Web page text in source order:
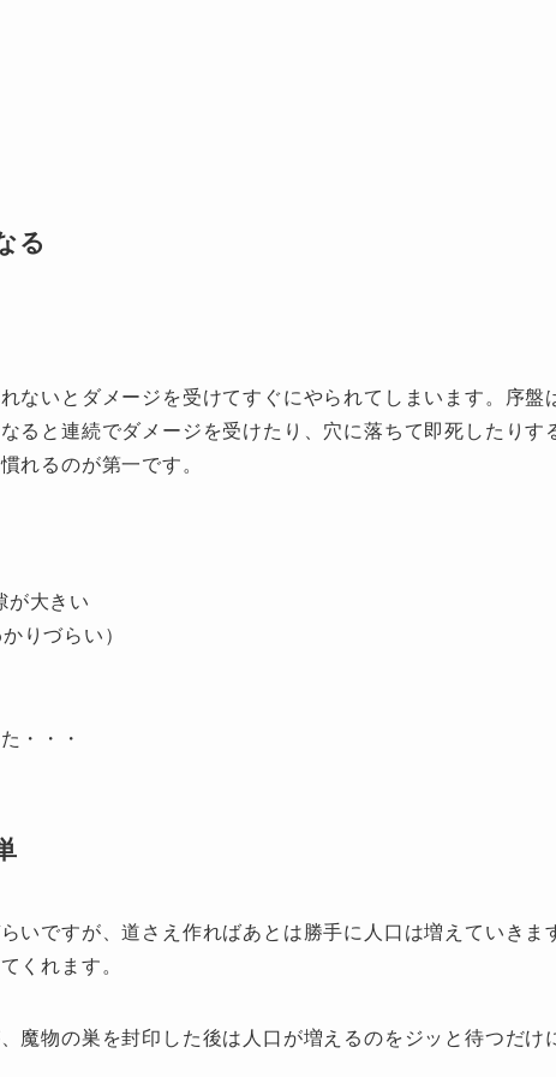
る
ないとダメージを受けてすぐにやられてしまいます。序盤
ると連続でダメージを受けたり、穴に落ちて即死したりす
れるのが第一です。
が大きい
りづらい）
・・・
ですが、道さえ作ればあとは勝手に人口は増えていきま
くれます。
魔物の巣を封印した後は人口が増えるのをジッと待つだけ